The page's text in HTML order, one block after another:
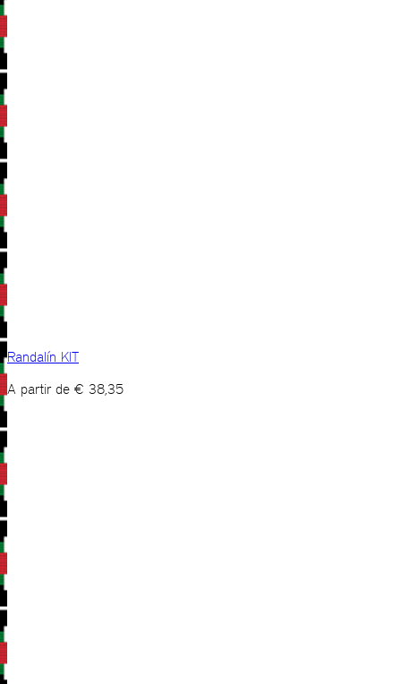
Randalín KIT
A partir de € 38,35